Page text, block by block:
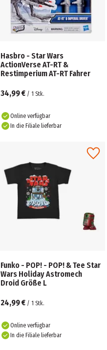
Hasbro - Star Wars
ActionVerse AT-RT &
Restimperium AT-RT Fahrer
34,99 € / 1 Stk.
Online verfügbar
In die Filiale lieferbar
Funko - POP! - POP! & Tee Star
Wars Holiday Astromech
Droid Größe L
24,99 € / 1 Stk.
Online verfügbar
In die Filiale lieferbar